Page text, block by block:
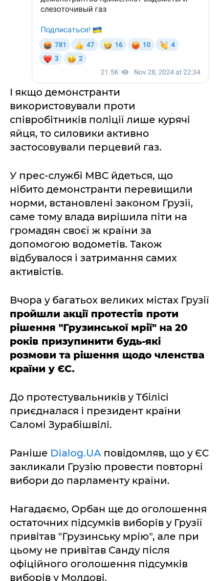
І якщо демонстранти
використовували проти
співробітників поліції лише курячі
яйця, то силовики активно
застосовували перцевий газ.
У прес-службі МВС йдеться, що
нібито демонстранти перевищили
норми, встановлені законом Грузії,
саме тому влада вирішила піти на
громадян своєї ж країни за
допомогою водометів. Також
відбувалося і затримання самих
активістів.
Вчора у багатьох великих містах Грузії
пройшли акції протестів проти
рішення "Грузинської мрії" на 20
років призупинити будь-які
розмови та рішення щодо членства
країни у ЄС.
До протестувальників у Тбілісі
приєдналася і президент країни
Саломі Зурабішвілі.
Раніше Dialog.UA повідомляв, що у ЄС
закликали Грузію провести повторні
вибори до парламенту країни.
Нагадаємо, Орбан ще до оголошення
остаточних підсумків виборів у Грузії
привітав "Грузинську мрію", але при
цьому не привітав Санду після
офіційного оголошення підсумків
виборів у Молдові.